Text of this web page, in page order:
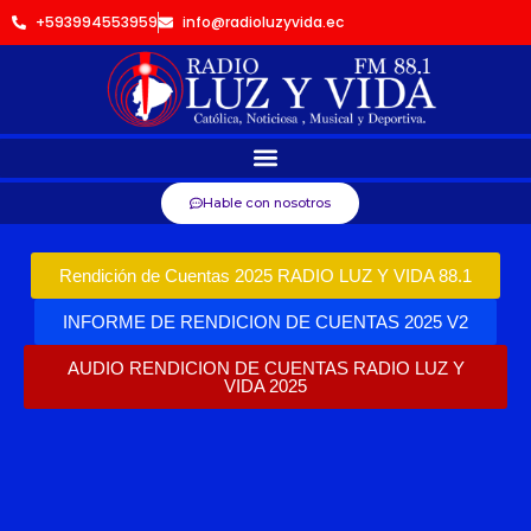
+593994553959 info@radioluzyvida.ec
Hable con nosotros
Rendición de Cuentas 2025 RADIO LUZ Y VIDA 88.1
INFORME DE RENDICION DE CUENTAS 2025 V2
AUDIO RENDICION DE CUENTAS RADIO LUZ Y
VIDA 2025